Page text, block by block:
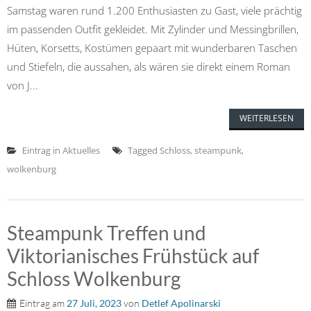
Samstag waren rund 1.200 Enthusiasten zu Gast, viele prächtig
im passenden Outfit gekleidet. Mit Zylinder und Messingbrillen,
Hüten, Korsetts, Kostümen gepaart mit wunderbaren Taschen
und Stiefeln, die aussahen, als wären sie direkt einem Roman
von J...
WEITERLESEN
Eintrag in Aktuelles Tagged Schloss, steampunk,
wolkenburg
Steampunk Treffen und
Viktorianisches Frühstück auf
Schloss Wolkenburg
Eintrag am 27 Juli, 2023von Detlef Apolinarski